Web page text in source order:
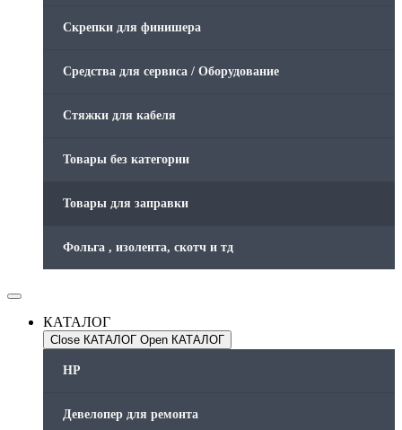
Скрепки для финишера
Средства для сервиса / Оборудование
Стяжки для кабеля
Товары без категории
Товары для заправки
Фольга , изолента, скотч и тд
КАТАЛОГ
Close КАТАЛОГ Open КАТАЛОГ
HP
Девелопер для ремонта